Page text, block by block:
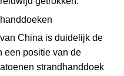
China is duidelijk de
een positie van de
strandhanddoek